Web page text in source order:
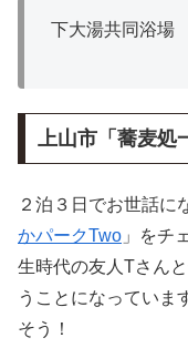
下大湯共同浴
上山市「蕎麦処
２泊３日でお世話に
かパークTwo 」をチ
生時代の友人Tさん
うことになっていま
そう！